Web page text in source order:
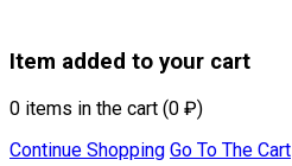
Item added to your cart
0 items in the cart (0 ₽)
Continue Shopping Go To The Cart